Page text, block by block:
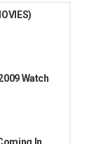
Watch
In